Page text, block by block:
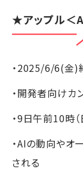
★アップル＜
・2025/6/6(金)
・開発者向けカ
・9日午前10時
・AIの動向やオ
される